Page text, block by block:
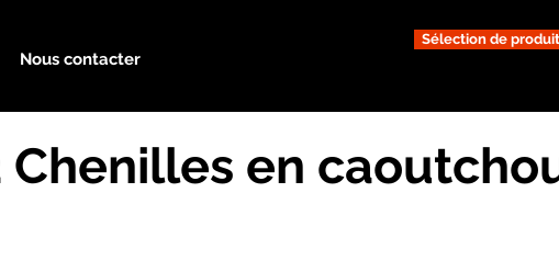
Nous contacter
Sélection de
Chenilles en